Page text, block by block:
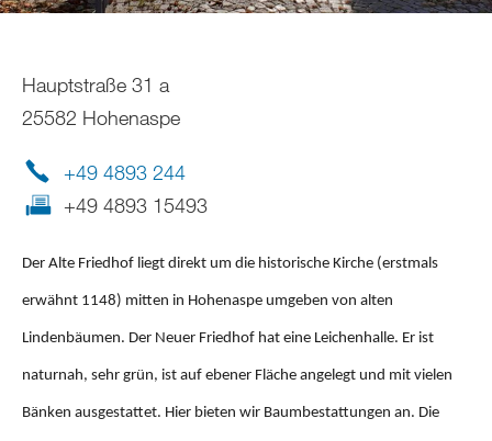
Hauptstraße 31 a
25582 Hohenaspe
+49 4893 244
+49 4893 15493
Der Alte Friedhof liegt direkt um die historische Kirche (erstmals
erwähnt 1148) mitten in Hohenaspe umgeben von alten
Lindenbäumen. Der Neuer Friedhof hat eine Leichenhalle. Er ist
naturnah, sehr grün, ist auf ebener Fläche angelegt und mit vielen
Bänken ausgestattet. Hier bieten wir Baumbestattungen an. Die